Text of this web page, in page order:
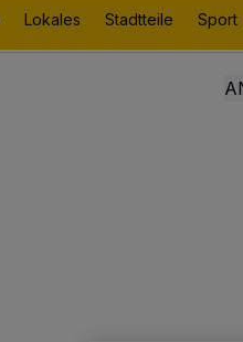
Lokales Stadtteile Sport